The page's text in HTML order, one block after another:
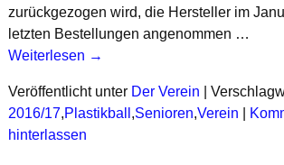
zurückgezogen wird, die Hersteller im
letzten Bestellungen angenommen …
Weiterlesen →
Veröffentlicht unter Der Verein
2016/17,Plastikball ,Senioren,Verein
hinterlassen